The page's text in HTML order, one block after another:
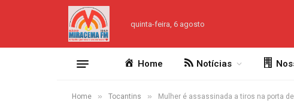
quinta-feira, 6 agosto
Home Notícias
Home » Tocantins » Mulher é assassinada a tiros na porta